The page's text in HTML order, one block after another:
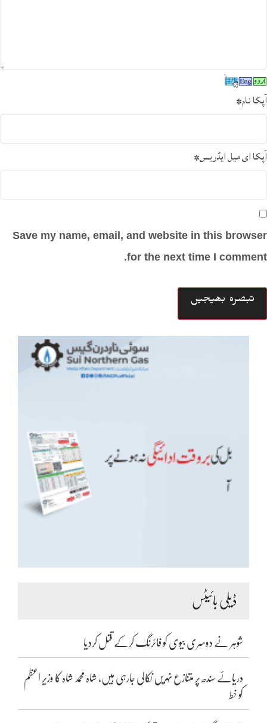
آپکا نام*
آپکا ای میل ایڈریس*
Save my name, email, and website in this browser
for the next time I comment.
ڈیلی بائیٹس
شوہر نے دوسری بیوی کو فائرنگ کرکے قتل کردیا
دریائے سندھ پر متنازع نہریں نکالی جارہی ہیں، شاہ محمد شاہ کا وزیر اعظم
کو خط